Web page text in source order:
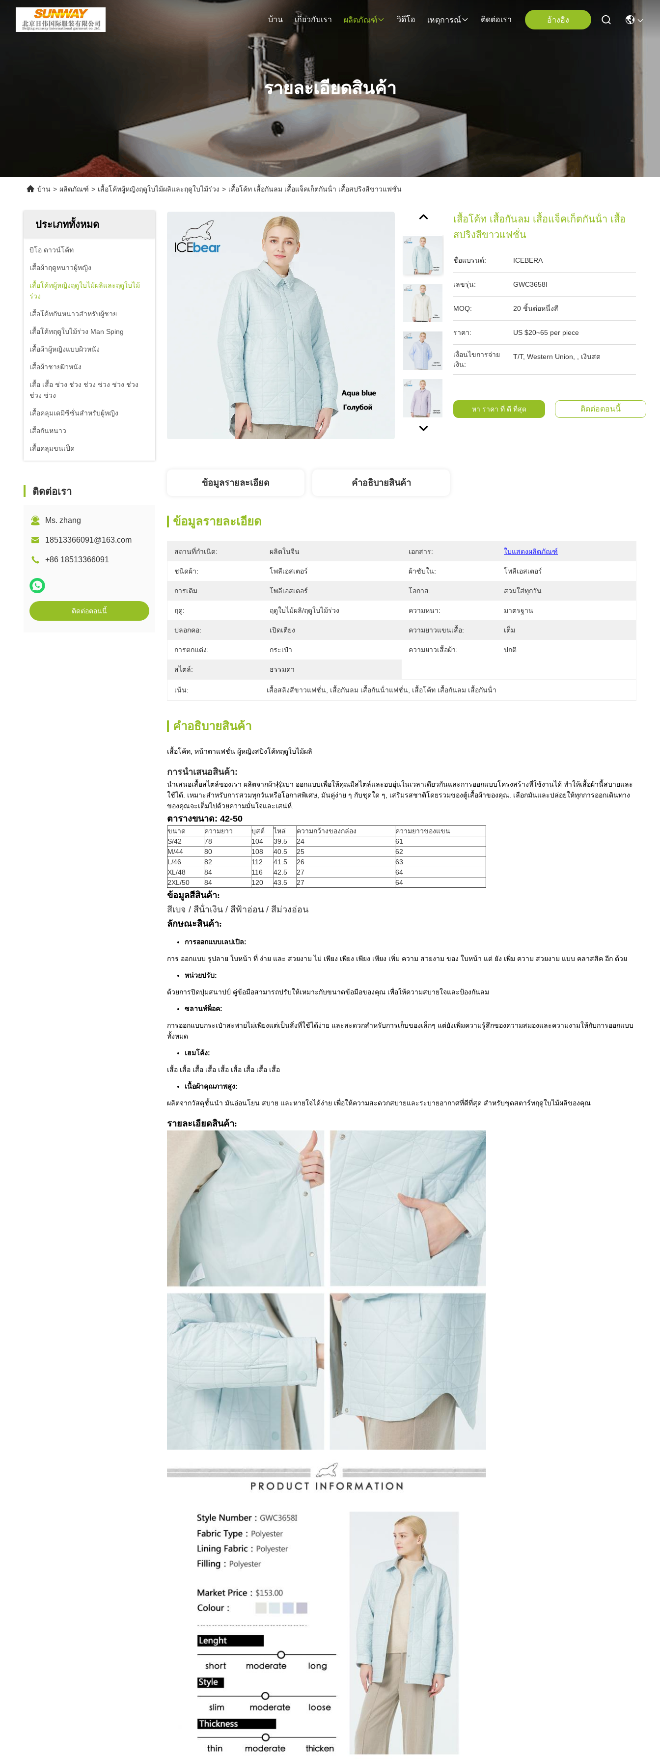
บ้าน เกี่ยวกับเรา ผลิตภัณฑ์ วิดีโอ เหตุการณ์ ติดต่อเรา อ้างอิง
รายละเอียดสินค้า
บ้าน > ผลิตภัณฑ์ > เสื้อโค้ทผู้หญิงฤดูใบไม้ผลิและฤดูใบไม้ร่วง > เสื้อโค้ท เสื้อกันลม เสื้อแจ็คเก็ตกันน้ํา เสื้อสปริงสีขาวแฟชั่น
ประเภททั้งหมด
บิโอ ดาวน์โค้ท
เสื้อผ้าฤดูหนาวผู้หญิง
เสื้อโค้ทผู้หญิงฤดูใบไม้ผลิและฤดูใบไม้
ร่วง
เสื้อโค้ทกันหนาวสำหรับผู้ชาย
เสื้อโค้ทฤดูใบไม้ร่วง Man Sping
เสื้อผ้าผู้หญิงแบบผิวหนัง
เสื้อผ้าชายผิวหนัง
เสื้อ เสื้อ ช่วง ช่วง ช่วง ช่วง ช่วง ช่วง
ช่วง ช่วง
เสื้อคลุมเดมิซีซั่นสำหรับผู้หญิง
เสื้อกันหนาว
เสื้อคลุมขนเป็ด
ติดต่อเรา
Ms. zhang
18513366091@163.com
+86 18513366091
ติดต่อตอนนี้
เสื้อโค้ท เสื้อกันลม เสื้อแจ็คเก็ตกันน้ํา เสื้อ
สปริงสีขาวแฟชั่น
ชื่อแบรนด์: ICEBERA
เลขรุ่น: GWC3658I
MOQ: 20 ชิ้นต่อหนึ่งสี
ราคา: US $20~65 per piece
เงื่อนไขการจ่าย
เงิน:
T/T, Western Union, , เงินสด
หา ราคา ที่ ดี ที่สุด ติดต่อตอนนี้
ข้อมูลรายละเอียด คําอธิบายสินค้า
ข้อมูลรายละเอียด
สถานที่กำเนิด: ผลิตในจีน เอกสาร: ใบแสดงผลิตภัณฑ์
ชนิดผ้า: โพลีเอสเตอร์ ผ้าซับใน: โพลีเอสเตอร์
การเติม: โพลีเอสเตอร์ โอกาส: สวมใส่ทุกวัน
ฤดู: ฤดูใบไม้ผลิ/ฤดูใบไม้ร่วง ความหนา: มาตรฐาน
ปลอกคอ: เปิดเตียง ความยาวแขนเสื้อ: เต็ม
การตกแต่ง: กระเป๋า ความยาวเสื้อผ้า: ปกติ
สไตล์: ธรรมดา
เน้น: เสื้อสลิงสีขาวแฟชั่น เสื้อกันลม เสื้อกันน้ําแฟชั่น เสื้อโค้ท เสื้อกันลม เสื้อกันน้ํา
คําอธิบายสินค้า
เสื้อโค้ท, หน้าตาแฟชั่น ผู้หญิงสปิงโค้ทฤดูใบไม้ผลิ
การนําเสนอสินค้า:
นําเสนอเสื้อสไตล์ของเรา ผลิตจากผ้า棉เบา ออกแบบเพื่อให้คุณมีสไตล์และอบอุ่นในเวลาเดียวกันและการออกแบบโครงสร้างที่ใช้งานได้ ทําให้เสื้อผ้านี้สบายและ
ใช้ได้. เหมาะสําหรับการสวมทุกวันหรือโอกาสพิเศษ, มันคู่ง่าย ๆ กับชุดใด ๆ, เสริมรสชาติโดยรวมของตู้เสื้อผ้าของคุณ. เลือกมันและปล่อยให้ทุกการออกเดินทาง
ของคุณจะเต็มไปด้วยความมั่นใจและเสน่ห์.
ตารางขนาด: 42-50
ขนาด ความยาว บุสต์ ไหล่ ความกว้างของกล่อง
ความยาวของแขน
S/42
78 104 39.5 24
61
M/44
80 108 40.5 25
62
L/46
82 112 41.5 26
63
XL/48
84 116 42.5 27
64
2XL/50
84 120 43.5 27 64
ข้อมูลสีสินค้า:
สีเบจ / สีน้ําเงิน / สีฟ้าอ่อน / สีม่วงอ่อน
ลักษณะสินค้า:
การออกแบบเลปเปิล:
การ ออกแบบ รูปลาย ใบหน้า ที่ ง่าย และ สวยงาม ไม่ เพียง เพียง เพียง เพียง เพิ่ม ความ สวยงาม ของ ใบหน้า แต่ ยัง เพิ่ม ความ สวยงาม แบบ คลาสสิค อีก ด้วย
หน่วยปรับ:
ด้วยการปิดปุ่มสนาปป์ คู่ข้อมือสามารถปรับให้เหมาะกับขนาดข้อมือของคุณ เพื่อให้ความสบายใจและป้องกันลม
ซลานท์พ็อค:
การออกแบบกระเป๋าสะพายไม่เพียงแต่เป็นสิ่งที่ใช้ได้ง่าย และสะดวกสําหรับการเก็บของเล็กๆ แต่ยังเพิ่มความรู้สึกของความสมองและความงามให้กับการออกแบบ
ทั้งหมด
เฮมโค้ง:
เสื้อ เสื้อ เสื้อ เสื้อ เสื้อ เสื้อ เสื้อ เสื้อ เสื้อ
เนื้อผ้าคุณภาพสูง:
ผลิตจากวัสดุชั้นนํา มันอ่อนโยน สบาย และหายใจได้ง่าย เพื่อให้ความสะดวกสบายและระบายอากาศที่ดีที่สุด สําหรับชุดสตาร์ทฤดูใบไม้ผลิของคุณ
รายละเอียดสินค้า: